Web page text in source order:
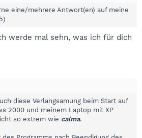
eine/mehrere Antwort(en) auf meine
werde mal sehn, was ich für dich
diese Verlangsamung beim Start auf
2000 und meinem Laptop mit XP
so extrem wie calma.